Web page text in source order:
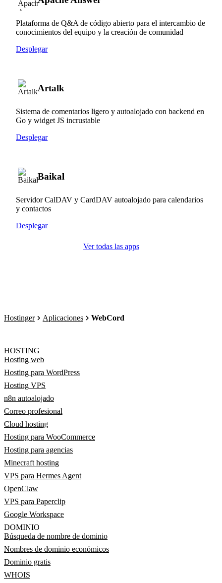
Plataforma de Q&A de código abierto para el intercambio de
conocimientos del equipo y la creación de comunidad
Desplegar
Artalk
Sistema de comentarios ligero y autoalojado con backend en
Go y widget JS incrustable
Desplegar
Baikal
Servidor CalDAV y CardDAV autoalojado para calendarios
y contactos
Desplegar
Ver todas las apps
Hostinger Aplicaciones WebCord
HOSTING
Hosting web
Hosting para WordPress
Hosting VPS
n8n autoalojado
Correo profesional
Cloud hosting
Hosting para WooCommerce
Hosting para agencias
Minecraft hosting
VPS para Hermes Agent
OpenClaw
VPS para Paperclip
Google Workspace
DOMINIO
Búsqueda de nombre de dominio
Nombres de dominio económicos
Dominio gratis
WHOIS